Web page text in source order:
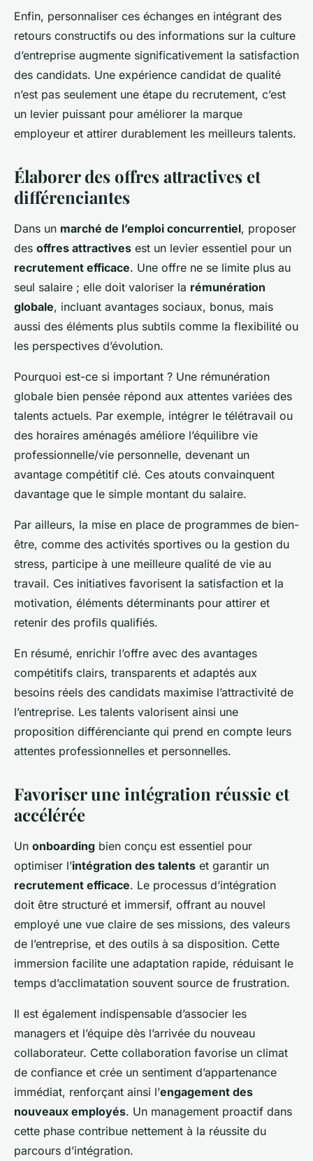
Enfin, personnaliser ces échanges en intégrant des
retours constructifs ou des informations sur la culture
d’entreprise augmente significativement la satisfaction
des candidats. Une expérience candidat de qualité
n’est pas seulement une étape du recrutement, c’est
un levier puissant pour améliorer la marque
employeur et attirer durablement les meilleurs talents.
Élaborer des offres attractives et
différenciantes
Dans un marché de l’emploi concurrentiel, proposer
des offres attractives est un levier essentiel pour un
recrutement efficace. Une offre ne se limite plus au
seul salaire ; elle doit valoriser la rémunération
globale, incluant avantages sociaux, bonus, mais
aussi des éléments plus subtils comme la flexibilité ou
les perspectives d’évolution.
Pourquoi est-ce si important ? Une rémunération
globale bien pensée répond aux attentes variées des
talents actuels. Par exemple, intégrer le télétravail ou
des horaires aménagés améliore l’équilibre vie
professionnelle/vie personnelle, devenant un
avantage compétitif clé. Ces atouts convainquent
davantage que le simple montant du salaire.
Par ailleurs, la mise en place de programmes de bien-
être, comme des activités sportives ou la gestion du
stress, participe à une meilleure qualité de vie au
travail. Ces initiatives favorisent la satisfaction et la
motivation, éléments déterminants pour attirer et
retenir des profils qualifiés.
En résumé, enrichir l’offre avec des avantages
compétitifs clairs, transparents et adaptés aux
besoins réels des candidats maximise l’attractivité de
l’entreprise. Les talents valorisent ainsi une
proposition différenciante qui prend en compte leurs
attentes professionnelles et personnelles.
Favoriser une intégration réussie et
accélérée
Un onboarding bien conçu est essentiel pour
optimiser l’intégration des talents et garantir un
recrutement efficace. Le processus d’intégration
doit être structuré et immersif, offrant au nouvel
employé une vue claire de ses missions, des valeurs
de l’entreprise, et des outils à sa disposition. Cette
immersion facilite une adaptation rapide, réduisant le
temps d’acclimatation souvent source de frustration.
Il est également indispensable d’associer les
managers et l’équipe dès l’arrivée du nouveau
collaborateur. Cette collaboration favorise un climat
de confiance et crée un sentiment d’appartenance
immédiat, renforçant ainsi l’engagement des
nouveaux employés. Un management proactif dans
cette phase contribue nettement à la réussite du
parcours d’intégration.